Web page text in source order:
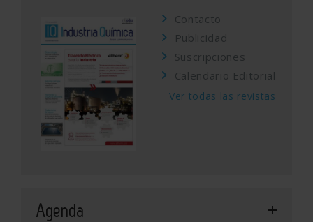
Contacto
Publicidad
Suscripciones
Calendario Editorial
Ver todas las revistas
Agenda